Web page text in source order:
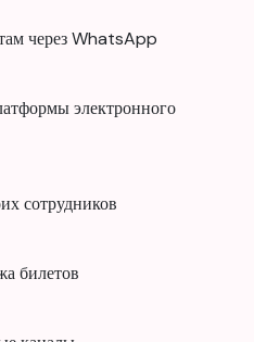
через WhatsApp
электронного
сотрудников
билетов